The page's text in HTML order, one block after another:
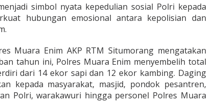
simbol nyata kepedulian sosial Polri kepada
hubungan emosional antara kepolisian dan
Muara Enim AKP RTM Situmorang mengatakan
tahun ini, Polres Muara Enim menyembelih total
dari 14 ekor sapi dan 12 ekor kambing. Daging
kepada masyarakat, masjid, pondok pesantren,
Polri, warakawuri hingga personel Polres Muara